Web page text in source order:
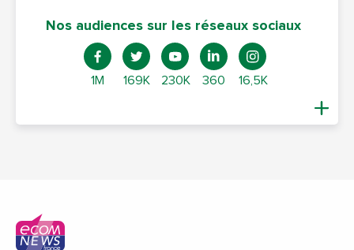
Nos audiences sur les réseaux sociaux
1M 169K 230K 360 16,5K